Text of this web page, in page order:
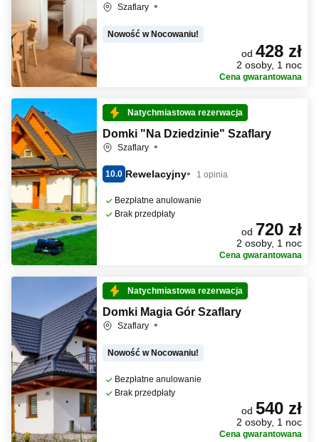
Szaflary
Nowość w Nocowaniu!
od 428 zł
2 osoby, 1 noc
Cena gwarantowana
Natychmiastowa rezerwacja
Domki "Na Dziedzinie" Szaflary
Szaflary
10.0 Rewelacyjny 1 opinia
Bezpłatne anulowanie
Brak przedpłaty
od 720 zł
2 osoby, 1 noc
Cena gwarantowana
Natychmiastowa rezerwacja
Domki Magia Gór Szaflary
Szaflary
Nowość w Nocowaniu!
Bezpłatne anulowanie
Brak przedpłaty
od 540 zł
2 osoby, 1 noc
Cena gwarantowana